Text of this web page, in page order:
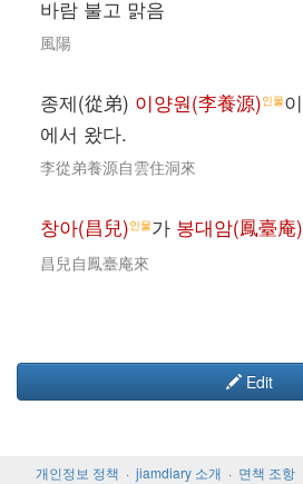
바람 불고 맑음
風陽
종제(從弟) 이양원(李養源)인물이
에서 왔다.
李從弟養源自雲住洞來
창아(昌兒)인물가 봉대암(鳳臺庵)
昌兒自鳳臺庵來
Edit
개인정보 정책 jiamdiary 소개 면책 조항